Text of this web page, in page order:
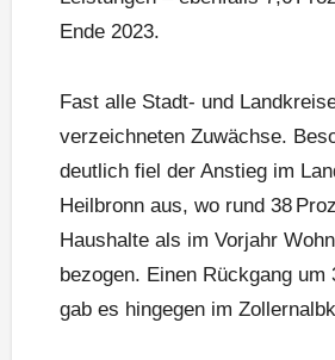
Ende 2023.
Fast alle Stadt- und
verzeichneten Zuwächse.
deutlich fiel der Anstieg im
Heilbronn aus, wo rund 38
Haushalte als im Vorjahr
bezogen. Einen Rückgang um
gab es hingegen im